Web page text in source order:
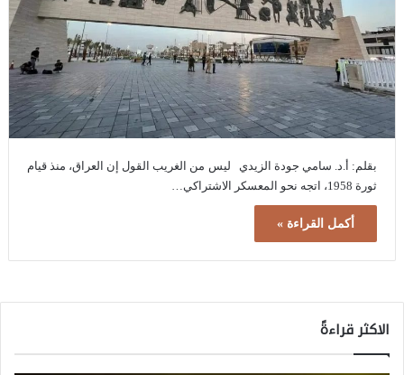
بقلم: أ.د. سامي جودة الزيدي ليس من الغريب القول إن العراق، منذ قيام
ثورة 1958، اتجه نحو المعسكر الاشتراكي…
أكمل القراءة »
الاكثر قراءةً